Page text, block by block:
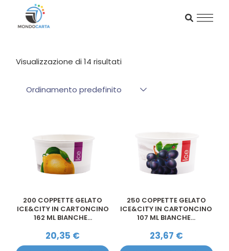
content
Visualizzazione di 14 risultati
Ordinamento predefinito
200 COPPETTE GELATO
ICE&CITY IN CARTONCINO
162 ML BIANCHE...
20,35 €
250 COPPETTE GELATO
ICE&CITY IN CARTONCINO
107 ML BIANCHE...
23,67 €